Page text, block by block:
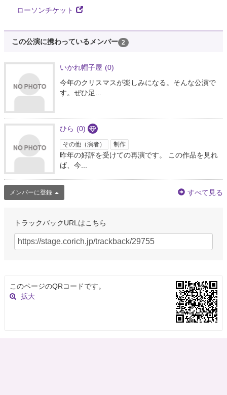
ローソンチケット
この公演に携わっているメンバー 2
いかれ帽子屋 (0)
今年のクリスマスが楽しみになる。そんな公演で
す。ぜひ足...
ひら (0)
その他（演者） 制作
昨年の好評を受けての再演です。 この作品を見れ
ば、今...
メンバーに登録 すべて見る
トラックバックURLはこちら
このページのQRコードです。
拡大